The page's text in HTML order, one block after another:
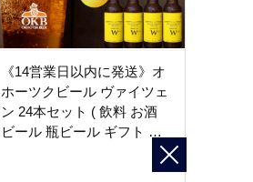
《14営業日以内に発送》オ
ホーツクビール ヴァイツェ
ン 24本セット ( 飲料 お酒
ビール 瓶ビール ギフト お
中元 お歳暮 お祝い プレゼ